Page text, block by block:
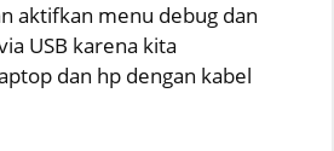
aktifkan menu debug dan
USB karena kita
dan hp dengan kabel